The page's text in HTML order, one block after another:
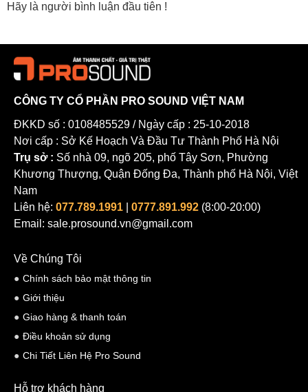
Hãy là người bình luận đầu tiên !
CÔNG TY CỔ PHẦN PRO SOUND VIỆT NAM
ĐKKD số : 0108485529 / Ngày cấp : 25-10-2018
Nơi cấp : Sở Kế Hoạch Và Đầu Tư Thành Phố Hà Nội
Trụ sở : Số nhà 09, ngõ 205, phố Tây Sơn, Phường
Khương Thượng, Quận Đống Đa, Thành phố Hà Nội, Việt
Nam
Liên hệ: 077.789.1991 0777.891.992 (8:00-20:00)
Email: sale.prosound.vn@gmail.com
Về Chúng Tôi
Chính sách bảo mật thông tin
Giới thiệu
Giao hàng & thanh toán
Điều khoản sử dụng
Chi Tiết Liên Hệ Pro Sound
Hỗ trợ khách hàng